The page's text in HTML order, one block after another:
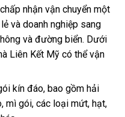
nhận vận chuyển một
và doanh nghiệp sang
và đường biển. Dưới
Liên Kết Mỹ có thể vận
kín đáo, bao gồm hải
mì gói, các loại mứt, hạt,